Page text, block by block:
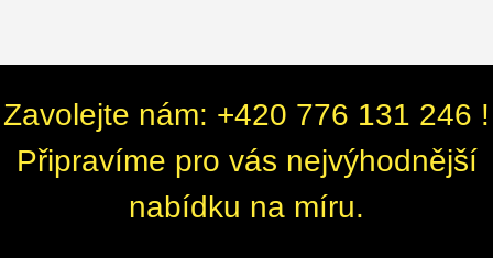
Zavolejte nám: +420 776 131 246 !
Připravíme pro vás nejvýhodnější
nabídku na míru.